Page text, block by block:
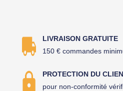
LIVRAISON GRATUITE
150 € commandes
PROTECTION DU
pour non-conformité